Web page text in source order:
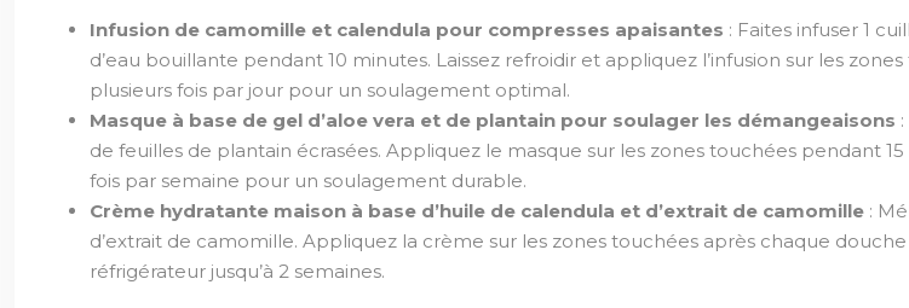
Infusion de camomille et calendula pour compresses apaisantes : Faites infuser 1
d’eau bouillante pendant 10 minutes. Laissez refroidir et appliquez l’infusion sur les
plusieurs fois par jour pour un soulagement optimal.
Masque à base de gel d’aloe vera et de plantain pour soulager les démangeaisons
de feuilles de plantain écrasées. Appliquez le masque sur les zones touchées pendant
fois par semaine pour un soulagement durable.
Crème hydratante maison à base d’huile de calendula et d’extrait de camomille :
d’extrait de camomille. Appliquez la crème sur les zones touchées après chaque
réfrigérateur jusqu’à 2 semaines.